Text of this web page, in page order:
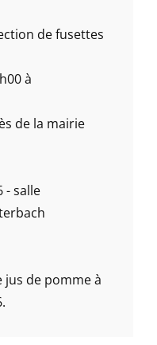
de fusettes
à
de la mairie
- salle
de pomme à